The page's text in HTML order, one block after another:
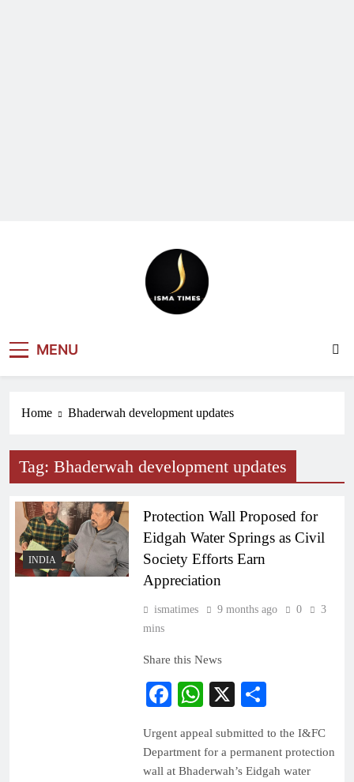
MENU
Home Bhaderwah development updates
Tag: Bhaderwah development updates
INDIA
Protection Wall Proposed for
Eidgah Water Springs as Civil
Society Efforts Earn
Appreciation
ismatimes 9 months ago 0
3
mins
Share this News
Facebook
WhatsApp
X
Urgent appeal submitted to the I&FC
Department for a permanent protection
wall at Bhaderwah’s Eidgah water